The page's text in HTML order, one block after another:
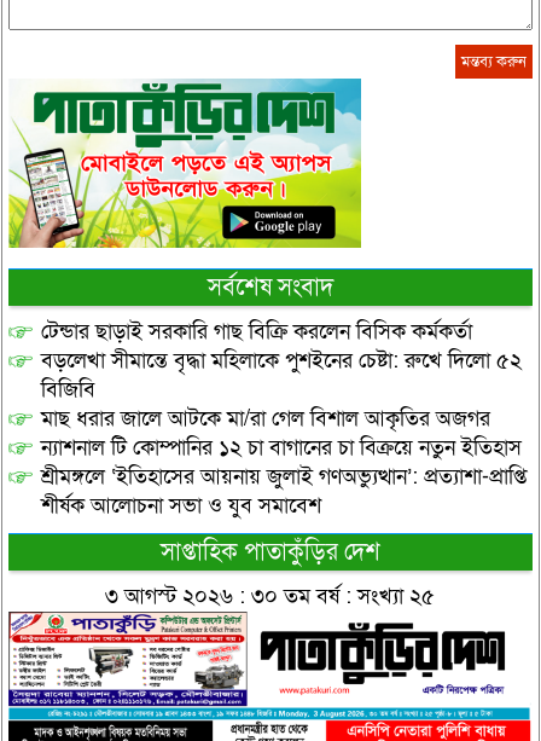
সর্বশেষ সংবাদ
টেন্ডার ছাড়াই সরকারি গাছ বিক্রি করলেন বিসিক কর্মকর্তা
বড়লেখা সীমান্তে বৃদ্ধা মহিলাকে পুশইনের চেষ্টা: রুখে দিলো ৫২
বিজিবি
মাছ ধরার জালে আটকে মা/রা গেল বিশাল আকৃতির অজগর
ন্যাশনাল টি কোম্পানির ১২ চা বাগানের চা বিক্রয়ে নতুন ইতিহাস
শ্রীমঙ্গলে ‘ইতিহাসের আয়নায় জুলাই গণঅভ্যুত্থান’: প্রত্যাশা-প্রাপ্তি
শীর্ষক আলোচনা সভা ও যুব সমাবেশ
সাপ্তাহিক পাতাকুঁড়ির দেশ
৩ আগস্ট ২০২৬ : ৩০ তম বর্ষ : সংখ্যা ২৫